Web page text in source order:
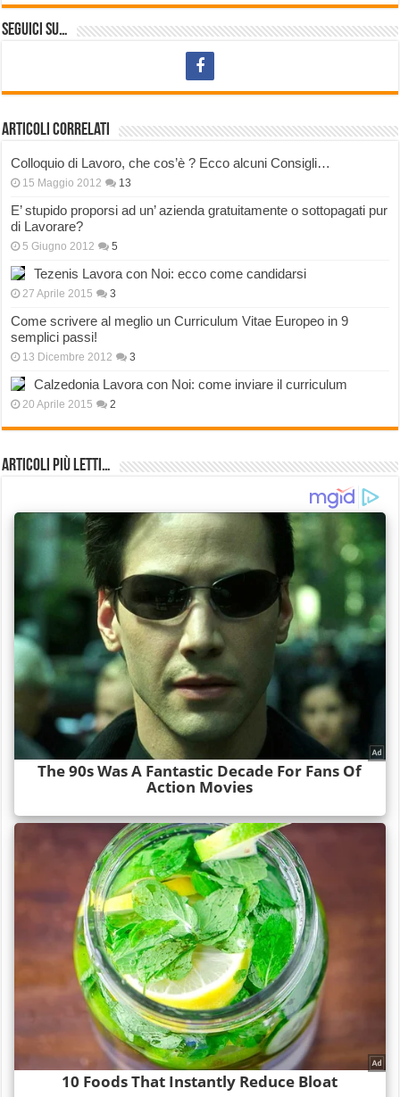
Seguici su…
Articoli correlati
Colloquio di Lavoro, che cos’è ? Ecco alcuni Consigli…
15 Maggio 2012 13
E’ stupido proporsi ad un’ azienda gratuitamente o sottopagati pur
di Lavorare?
5 Giugno 2012 5
Tezenis Lavora con Noi: ecco come candidarsi
27 Aprile 2015 3
Come scrivere al meglio un Curriculum Vitae Europeo in 9
semplici passi!
13 Dicembre 2012 3
Calzedonia Lavora con Noi: come inviare il curriculum
20 Aprile 2015 2
Articoli più Letti…